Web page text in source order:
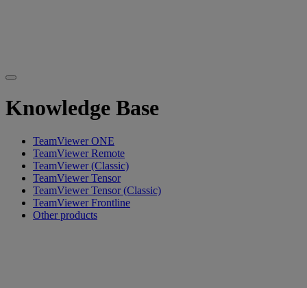
Knowledge Base
TeamViewer ONE
TeamViewer Remote
TeamViewer (Classic)
TeamViewer Tensor
TeamViewer Tensor (Classic)
TeamViewer Frontline
Other products